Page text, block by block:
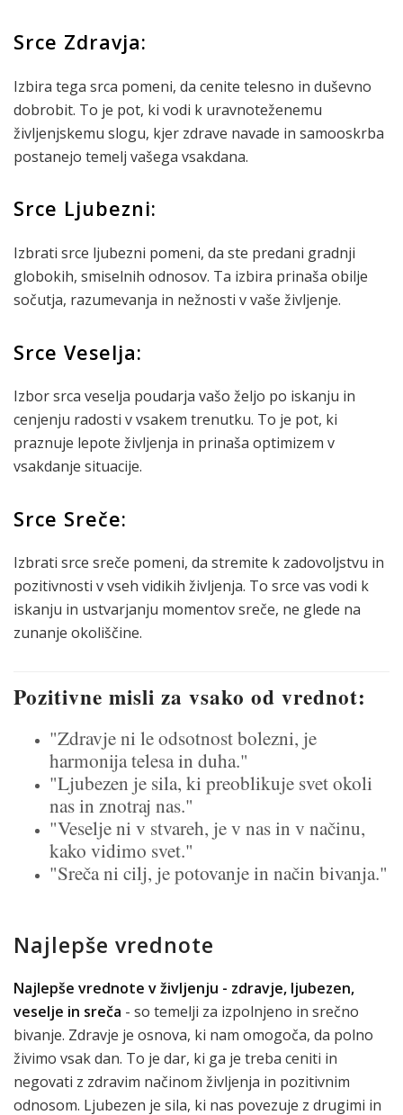
Srce Zdravja:
Izbira tega srca pomeni, da cenite telesno in duševno
dobrobit. To je pot, ki vodi k uravnoteženemu
življenjskemu slogu, kjer zdrave navade in samooskrba
postanejo temelj vašega vsakdana.
Srce Ljubezni:
Izbrati srce ljubezni pomeni, da ste predani gradnji
globokih, smiselnih odnosov. Ta izbira prinaša obilje
sočutja, razumevanja in nežnosti v vaše življenje.
Srce Veselja:
Izbor srca veselja poudarja vašo željo po iskanju in
cenjenju radosti v vsakem trenutku. To je pot, ki
praznuje lepote življenja in prinaša optimizem v
vsakdanje situacije.
Srce Sreče:
Izbrati srce sreče pomeni, da stremite k zadovoljstvu in
pozitivnosti v vseh vidikih življenja. To srce vas vodi k
iskanju in ustvarjanju momentov sreče, ne glede na
zunanje okoliščine.
Pozitivne misli za vsako od vrednot:
"Zdravje ni le odsotnost bolezni, je
harmonija telesa in duha."
"Ljubezen je sila, ki preoblikuje svet okoli
nas in znotraj nas."
"Veselje ni v stvareh, je v nas in v načinu,
kako vidimo svet."
"Sreča ni cilj, je potovanje in način bivanja."
Najlepše vrednote
Najlepše vrednote v življenju - zdravje, ljubezen,
veselje in sreča - so temelji za izpolnjeno in srečno
bivanje. Zdravje je osnova, ki nam omogoča, da polno
živimo vsak dan. To je dar, ki ga je treba ceniti in
negovati z zdravim načinom življenja in pozitivnim
odnosom. Ljubezen je sila, ki nas povezuje z drugimi in